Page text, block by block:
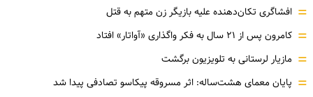
= افشاگری‌ تکان‌دهنده علیه بازیگر زن متهم به قتل
= کامرون پس از ۲۱ سال به فکر واگذاری «آواتار» افتاد
= مازیار لرستانی به تلویزیون برگشت
= پایان معمای هشت‌ساله: اثر مسروقه پیکاسو تصادفی پیدا شد